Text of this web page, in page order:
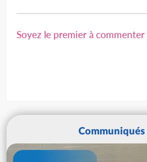
Soyez le premier à
Communiqués